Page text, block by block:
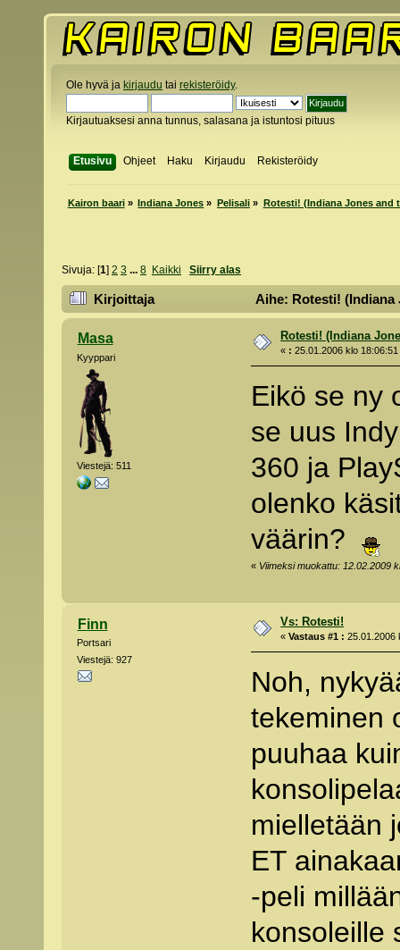
Ole hyvä ja kirjaudu tai rekisteröidy.
Kirjautuaksesi anna tunnus, salasana ja istuntosi pituus
Etusivu Ohjeet Haku Kirjaudu Rekisteröidy
Kairon baari» Indiana Jones » Pelisali» Rotesti! (Indiana Jones and
Sivuja: [1] 2 3 ... 8 Kaikki Siirry alas
Kirjoittaja Aihe: Rotesti! (Indiana
Masa
Kyyppari
Viestejä: 511
Rotesti! (Indiana
« : 25.01.2006 klo 18:06:51
Eikö se ny
se uus
360 ja
olenko
väärin?
« Viimeksi muokattu: 12.02.2009
Finn
Portsari
Viestejä: 927
Vs: Rotesti!
«Vastaus #1 : 25.01.2006
Noh,
tekeminen
puuhaa
mielletään
ET
-peli
konsoleille